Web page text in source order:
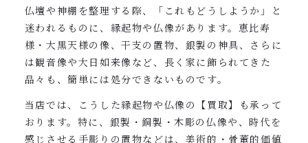
仏壇や神棚を整理する際、「これもどうしようか」と
迷われるものに、縁起物や仏像があります。恵比寿
様・大黒天様の像、干支の置物、銀製の神具、さらに
は観音像や大日如来像など、長く家に飾られてきた
品々も、簡単には処分できないものです。
当店では、こうした縁起物や仏像の【買取】も承って
おります。特に、銀製・銅製・木彫の仏像や、時代を
感じさせる手彫りの置物などは、美術的・骨董的価値